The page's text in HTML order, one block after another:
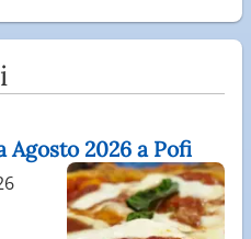
Agosto 2026 a Pofi